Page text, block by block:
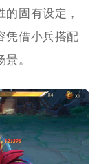
固有设定，
凭借小兵搭配
。